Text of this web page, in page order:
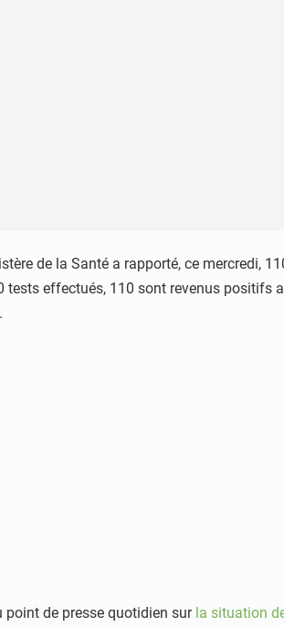
de la Santé a rapporté, ce mercredi,
tests effectués, 110 sont revenus positifs
point de presse quotidien sur la situation